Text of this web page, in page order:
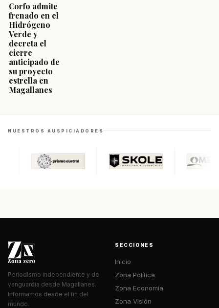
Corfo admite
frenado en el
Hidrógeno
Verde y
decreta el
cierre
anticipado de
su proyecto
estrella en
Magallanes
NUESTROS AUSPICIADORES
Periodismo independiente y de
vanguardia desde Magallanes.
Informamos desde el fin del
mundo.
SECCIONES
Inicio
Zona Política
Zona Economía
Zona Visión